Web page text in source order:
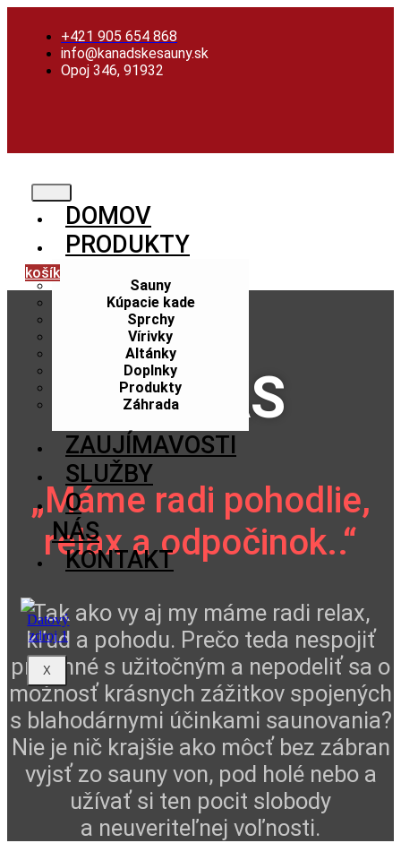
+421 905 654 868
info@kanadskesauny.sk
Opoj 346, 91932
DOMOV
PRODUKTY
Sauny
Kúpacie kade
Sprchy
Vírivky
Altánky
Doplnky
Produkty
Záhrada
ZAUJÍMAVOSTI
SLUŽBY
O
NÁS
KONTAKT
X
košík
O NÁS
„Máme radi pohodlie,
relax a odpočinok..“
Tak ako vy aj my máme radi relax,
kľud a pohodu. Prečo teda nespojiť
príjemné s užitočným a nepodeliť sa o
možnosť krásnych zážitkov spojených
s blahodárnymi účinkami saunovania?
Nie je nič krajšie ako môcť bez zábran
vyjsť zo sauny von, pod holé nebo a
užívať si ten pocit slobody
a neuveriteľnej voľnosti.